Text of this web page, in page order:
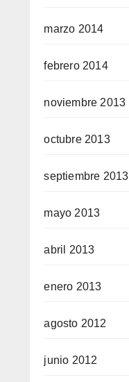
marzo 2014
febrero 2014
noviembre 2013
octubre 2013
septiembre 2013
mayo 2013
abril 2013
enero 2013
agosto 2012
junio 2012